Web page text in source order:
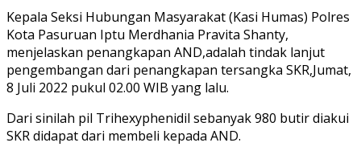
Kepala Seksi Hubungan Masyarakat (Kasi Humas) Polres
Kota Pasuruan Iptu Merdhania Pravita Shanty,
menjelaskan penangkapan AND,adalah tindak lanjut
pengembangan dari penangkapan tersangka SKR,Jumat,
8 Juli 2022 pukul 02.00 WIB yang lalu.
Dari sinilah pil Trihexyphenidil sebanyak 980 butir diakui
SKR didapat dari membeli kepada AND.